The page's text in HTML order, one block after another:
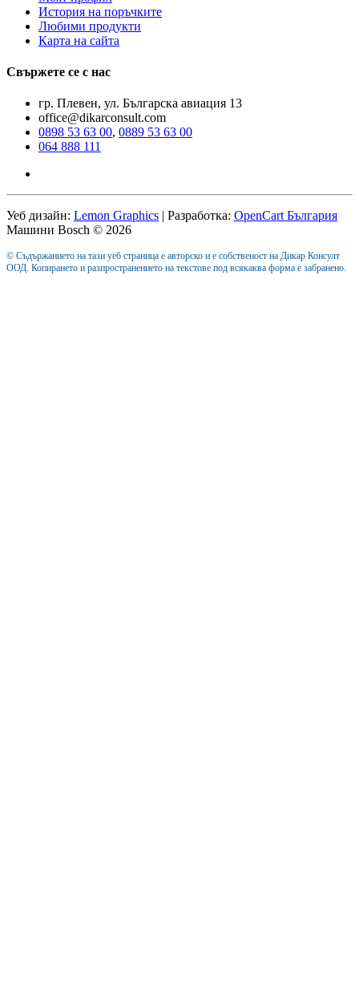
История на поръчките
Любими продукти
Карта на сайта
Свържете се с нас
гр. Плевен, ул. Българска авиация 13
office@dikarconsult.com
0898 53 63 00, 0889 53 63 00
064 888 111
Уеб дизайн: Lemon Graphics | Разработка: OpenCart България
Машини Bosch © 2026
© Съдържанието на тази уеб страница е авторско и е собственост на Дикар Консулт
ООД. Копирането и разпространението на текстове под всякаква форма е забранено.